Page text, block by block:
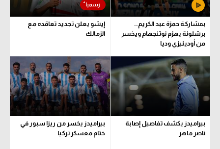
بمشاركة حمزة عبد الكريم..
برشلونة يهزم نوتنجهام ويخسر
من أودينيزي وديا
إيشو يعلن تجديد تعاقده مع
الزمالك
بيراميدز يكشف تفاصيل إصابة
ناصر ماهر
بيراميدز يخسر من ريزا سبور في
ختام معسكر تركيا